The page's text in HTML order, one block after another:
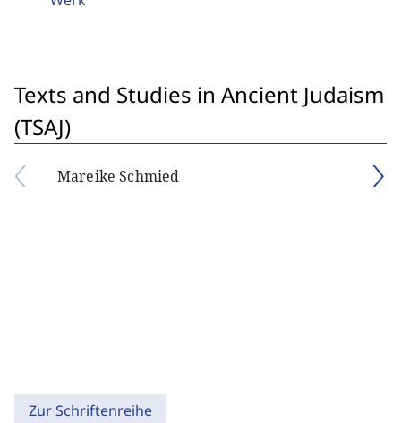
Texts and Studies in Ancient Judaism
(TSAJ)
Mareike Schmied
Zur Schriftenreihe